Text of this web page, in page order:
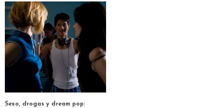
Sexo, drogas y dream pop: